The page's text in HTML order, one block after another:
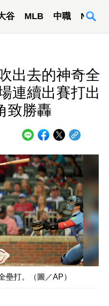
谷 MLB 中職 NBA
出去的神奇全
連續出賽打出
致勝轟
壘打。（圖／AP）